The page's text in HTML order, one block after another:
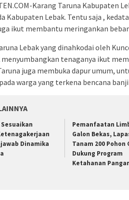
Karang Taruna Kabupaten
Kabupaten Lebak. Tentu saja ,
ikut membantu meringankan
Lebak yang dinahkodai oleh
tenaganya ikut
juga membuka dapur umum,
warga yang terkena bencana
Dinamika
Pemanfaatan
Galon Bekas,
Tanam 200 Pohon
Dukung Program
Ketahanan